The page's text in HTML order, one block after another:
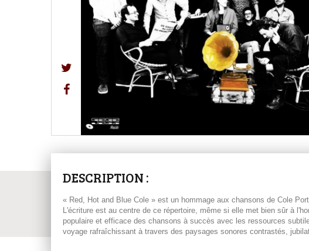
DESCRIPTION :
« Red, Hot and Blue Cole » est un hommage aux chansons de Cole
L'écriture est au centre de ce répertoire, même si elle met bien sûr à
populaire et efficace des chansons à succès avec les ressources
voyage rafraîchissant à travers des paysages sonores contrastés,